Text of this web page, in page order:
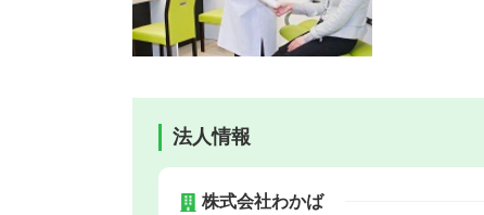
法人情報
株式会社わかば